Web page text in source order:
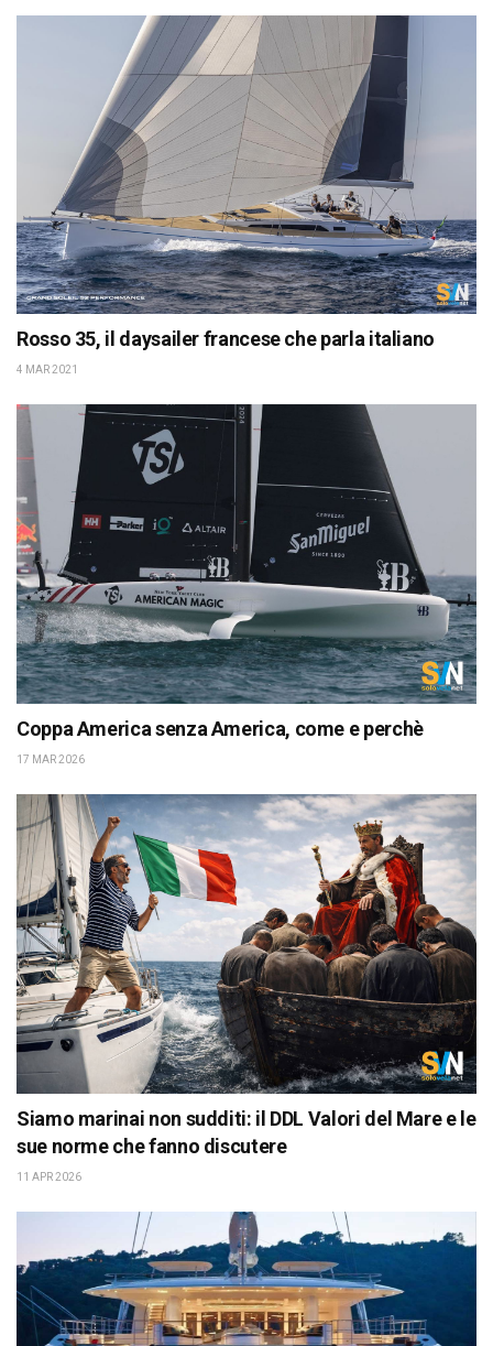
Rosso 35, il daysailer francese che parla italiano
4 MAR 2021
Coppa America senza America, come e perchè
17 MAR 2026
Siamo marinai non sudditi: il DDL Valori del Mare e le
sue norme che fanno discutere
11 APR 2026